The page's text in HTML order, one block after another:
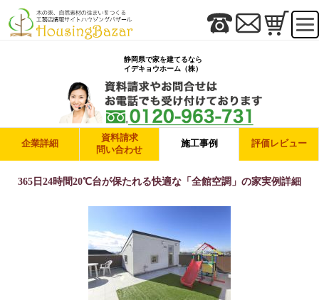
静岡県で家を建てるなら
イデキョウホーム（株）
企業詳細
資料請求
問い合わせ
施工事例 評価レビュー
365日24時間20℃台が保たれる快適な「全館空調」の家実例詳細